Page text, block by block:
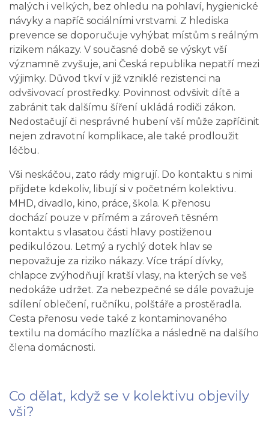
malých i velkých, bez ohledu na pohlaví, hygienické
návyky a napříč sociálními vrstvami. Z hlediska
prevence se doporučuje vyhýbat místům s reálným
rizikem nákazy. V současné době se výskyt vší
významně zvyšuje, ani Česká republika nepatří mezi
výjimky. Důvod tkví v již vzniklé rezistenci na
odvšivovací prostředky. Povinnost odvšivit dítě a
zabránit tak dalšímu šíření ukládá rodiči zákon.
Nedostačují či nesprávné hubení vší může zapříčinit
nejen zdravotní komplikace, ale také prodloužit
léčbu.
Vši neskáčou, zato rády migrují. Do kontaktu s nimi
přijdete kdekoliv, libují si v početném kolektivu.
MHD, divadlo, kino, práce, škola. K přenosu
dochází pouze v přímém a zároveň těsném
kontaktu s vlasatou části hlavy postiženou
pedikulózou. Letmý a rychlý dotek hlav se
nepovažuje za riziko nákazy. Více trápí dívky,
chlapce zvýhodňují kratší vlasy, na kterých se veš
nedokáže udržet. Za nebezpečné se dále považuje
sdílení oblečení, ručníku, polštáře a prostěradla.
Cesta přenosu vede také z kontaminovaného
textilu na domácího mazlíčka a následně na dalšího
člena domácnosti.
Co dělat, když se v kolektivu objevily
vši?